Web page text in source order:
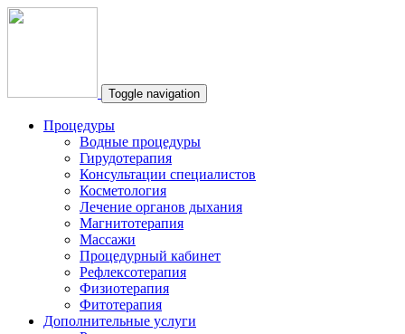
Toggle navigation
Процедуры
Водные процедуры
Гирудотерапия
Консультации специалистов
Косметология
Лечение органов дыхания
Магнитотерапия
Массажи
Процедурный кабинет
Рефлексотерапия
Физиотерапия
Фитотерапия
Дополнительные услуги